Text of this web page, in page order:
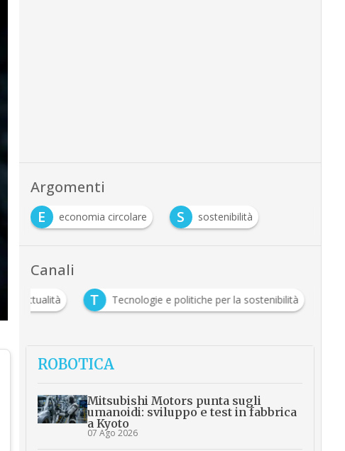
Argomenti
E
economia circolare S sostenibilità
Canali
Attualità T Tecnologie e politiche per la sostenibilità
ROBOTICA
Mitsubishi Motors punta sugli
umanoidi: sviluppo e test in fabbrica
a Kyoto
07 Ago 2026